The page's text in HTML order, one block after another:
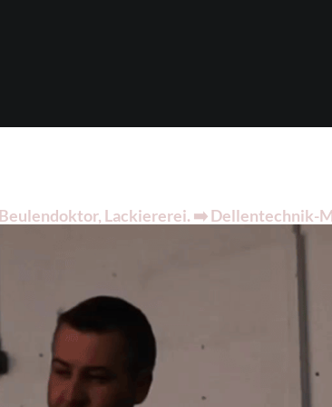
Lackiererei. ➡️
48308 Senden. Wir freuen uns auf auf